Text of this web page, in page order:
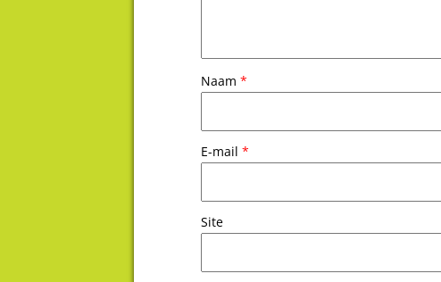
Naam *
E-mail *
Site